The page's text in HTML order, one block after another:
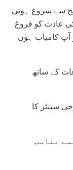
سے شروع ہوتی
عادت کو فروغ
آپ کامیاب ہوں
کے ساتھ
سینٹر کا
مناسب